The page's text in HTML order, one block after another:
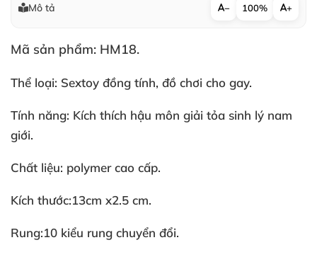
Mô tả − 100% +
Mã sản phẩm: HM18.
Thể loại: Sextoy đồng tính, đồ chơi cho gay.
Tính năng: Kích thích hậu môn giải tỏa sinh lý nam
giới.
Chất liệu: polymer cao cấp.
Kích thước:13cm x2.5 cm.
Rung:10 kiểu rung chuyển đổi.